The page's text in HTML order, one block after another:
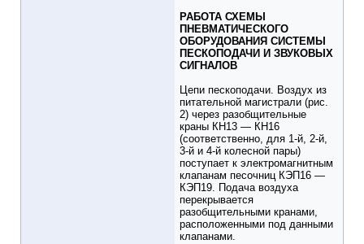
РАБОТА СХЕМЫ
ПНЕВМАТИЧЕСКОГО
ОБОРУДОВАНИЯ СИСТЕМЫ
ПЕСКОПОДАЧИ И ЗВУКОВЫХ
СИГНАЛОВ
Цепи пескоподачи. Воздух из
питательной магистрали (рис.
2) через разобщительные
краны КН13 — КН16
(соответственно, для 1-й, 2-й,
3-й и 4-й колесной пары)
поступает к электромагнитным
клапанам песочниц КЭП16 —
КЭП19. Подача воздуха
перекрывается
разобщительными кранами,
расположенными под данными
клапанами.